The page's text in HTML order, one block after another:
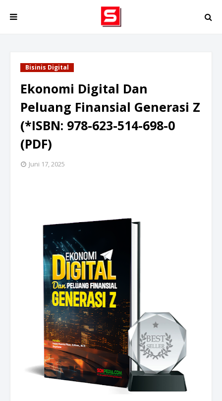
Bisinis Digital
Ekonomi Digital Dan
Peluang Finansial Generasi Z
(*ISBN: 978-623-514-698-0
(PDF)
Juni 17, 2025